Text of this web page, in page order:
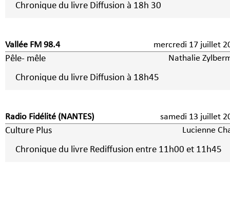
Chronique du livre Diffusion à 18h 30
Vallée FM 98.4 mercredi 17 juillet
Pêle- mêle Nathalie
Chronique du livre Diffusion à 18h45
Radio Fidélité (NANTES) samedi 13 juillet
Culture Plus Lucienne
Chronique du livre Rediffusion entre 11h00 et 11h45